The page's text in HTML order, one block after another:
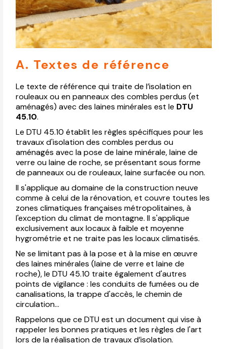
A. Textes de référence
Le texte de référence qui traite de l’isolation en
rouleaux ou en panneaux des combles perdus (et
aménagés) avec des laines minérales est le DTU
45.10.
Le DTU 45.10 établit les règles spécifiques pour les
travaux d'isolation des combles perdus ou
aménagés avec la pose de laine minérale, laine de
verre ou laine de roche, se présentant sous forme
de panneaux ou de rouleaux, laine surfacée ou non.
Il s'applique au domaine de la construction neuve
comme à celui de la rénovation, et couvre toutes les
zones climatiques françaises métropolitaines, à
l'exception du climat de montagne. Il s'applique
exclusivement aux locaux à faible et moyenne
hygrométrie et ne traite pas les locaux climatisés.
Ne se limitant pas à la pose et à la mise en œuvre
des laines minérales (laine de verre et laine de
roche), le DTU 45.10 traite également d'autres
points de vigilance : les conduits de fumées ou de
canalisations, la trappe d'accès, le chemin de
circulation...
Rappelons que ce DTU est un document qui vise à
rappeler les bonnes pratiques et les règles de l'art
lors de la réalisation de travaux d’isolation.